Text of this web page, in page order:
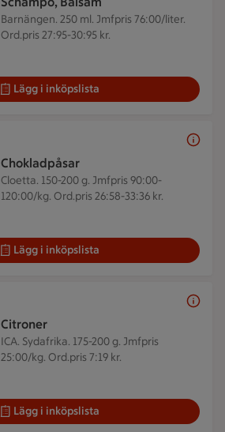
Barnängen. 250 ml. Jmfpris 76:00/liter.
Ord.pris 27:95-30:95 kr.
Lägg i inköpslista
Chokladpåsar
Cloetta. 150-200 g. Jmfpris 90:00-
120:00/kg. Ord.pris 26:58-33:36 kr.
Lägg i inköpslista
Citroner
ICA. Sydafrika. 175-200 g. Jmfpris
25:00/kg. Ord.pris 7:19 kr.
Lägg i inköpslista